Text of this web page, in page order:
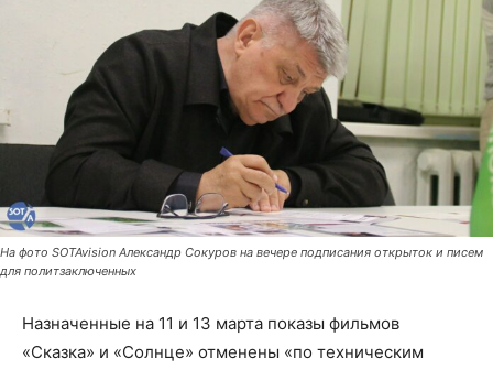
На фото SOTAvision Александр Сокуров на вечере подписания открыток и писем
для политзаключенных
Назначенные на 11 и 13 марта показы фильмов
«Сказка» и «Солнце» отменены «по техническим